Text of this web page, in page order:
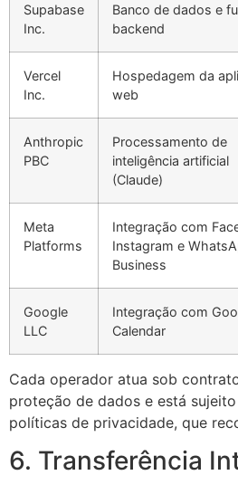
Supabase
Inc.
Banco de dados e
backend
Vercel
Inc.
Hospedagem da
web
Anthropic
PBC
Processamento de
inteligência artificial
(Claude)
Meta
Platforms
Integração com
Instagram e
Business
Google
LLC
Integração com
Calendar
Cada operador atua sob
proteção de dados e está
políticas de privacidade, que
6. Transferência